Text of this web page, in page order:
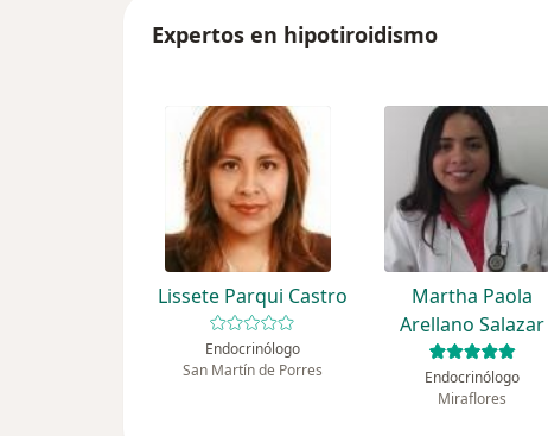
Expertos en hipotiroidismo
Lissete Parqui Castro
Endocrinólogo
San Martín de Porres
Martha Paola
Arellano Salazar
Endocrinólogo
Miraflores